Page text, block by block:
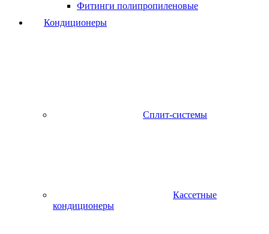
Фитинги полипропиленовые
Кондиционеры
Сплит-системы
Кассетные
кондиционеры